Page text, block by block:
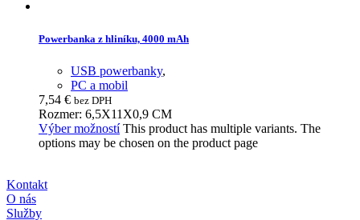
Powerbanka z hliníku, 4000 mAh
USB powerbanky,
PC a mobil
7,54 € bez DPH
Rozmer: 6,5X11X0,9 CM
Výber možností This product has multiple variants. The
options may be chosen on the product page
Kontakt
O nás
Služby